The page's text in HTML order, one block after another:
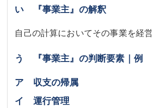
い 『事業主』の解釈
自己の計算においてその事業を経
う 『事業主』の判断要素｜例
ア 収支の帰属
イ 運行管理